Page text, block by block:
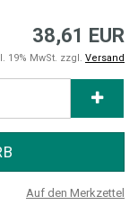
38,61 EUR
19% MwSt. zzgl. Versand
Auf den Merkzettel